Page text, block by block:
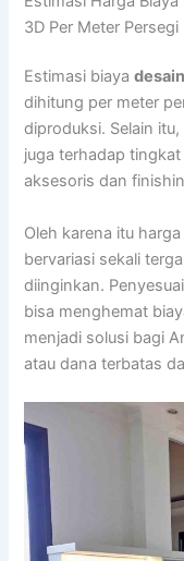
3D Per Meter Persegi
Estimasi biaya
dihitung per meter
diproduksi. Selain
juga terhadap
aksesoris dan
Oleh karena itu harga
bervariasi sekali
diinginkan.
bisa menghemat
menjadi solusi bagi
atau dana terbatas